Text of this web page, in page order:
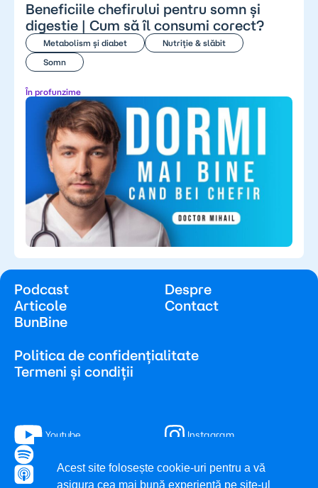
Beneficiile chefirului pentru somn și
digestie | Cum să îl consumi corect?
Metabolism și diabet Nutriție & slăbit
Somn
În profunzime
Podcast
Articole
BunBine
Despre
Contact
Politica de confidențialitate
Termeni și condiții
Youtube
Apple Podcast
Instagram
TikTok
Acest site folosește cookie-uri pentru a vă
asigura cea mai bună experiență pe site-ul